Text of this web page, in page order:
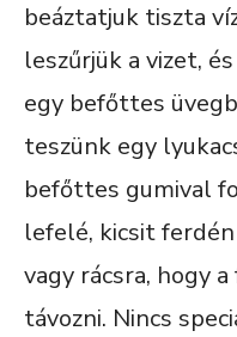
beáztatjuk tiszta
leszűrjük a vizet,
egy befőttes
teszünk egy
befőttes gumival
lefelé, kicsit
vagy rácsra, hogy
távozni. Nincs